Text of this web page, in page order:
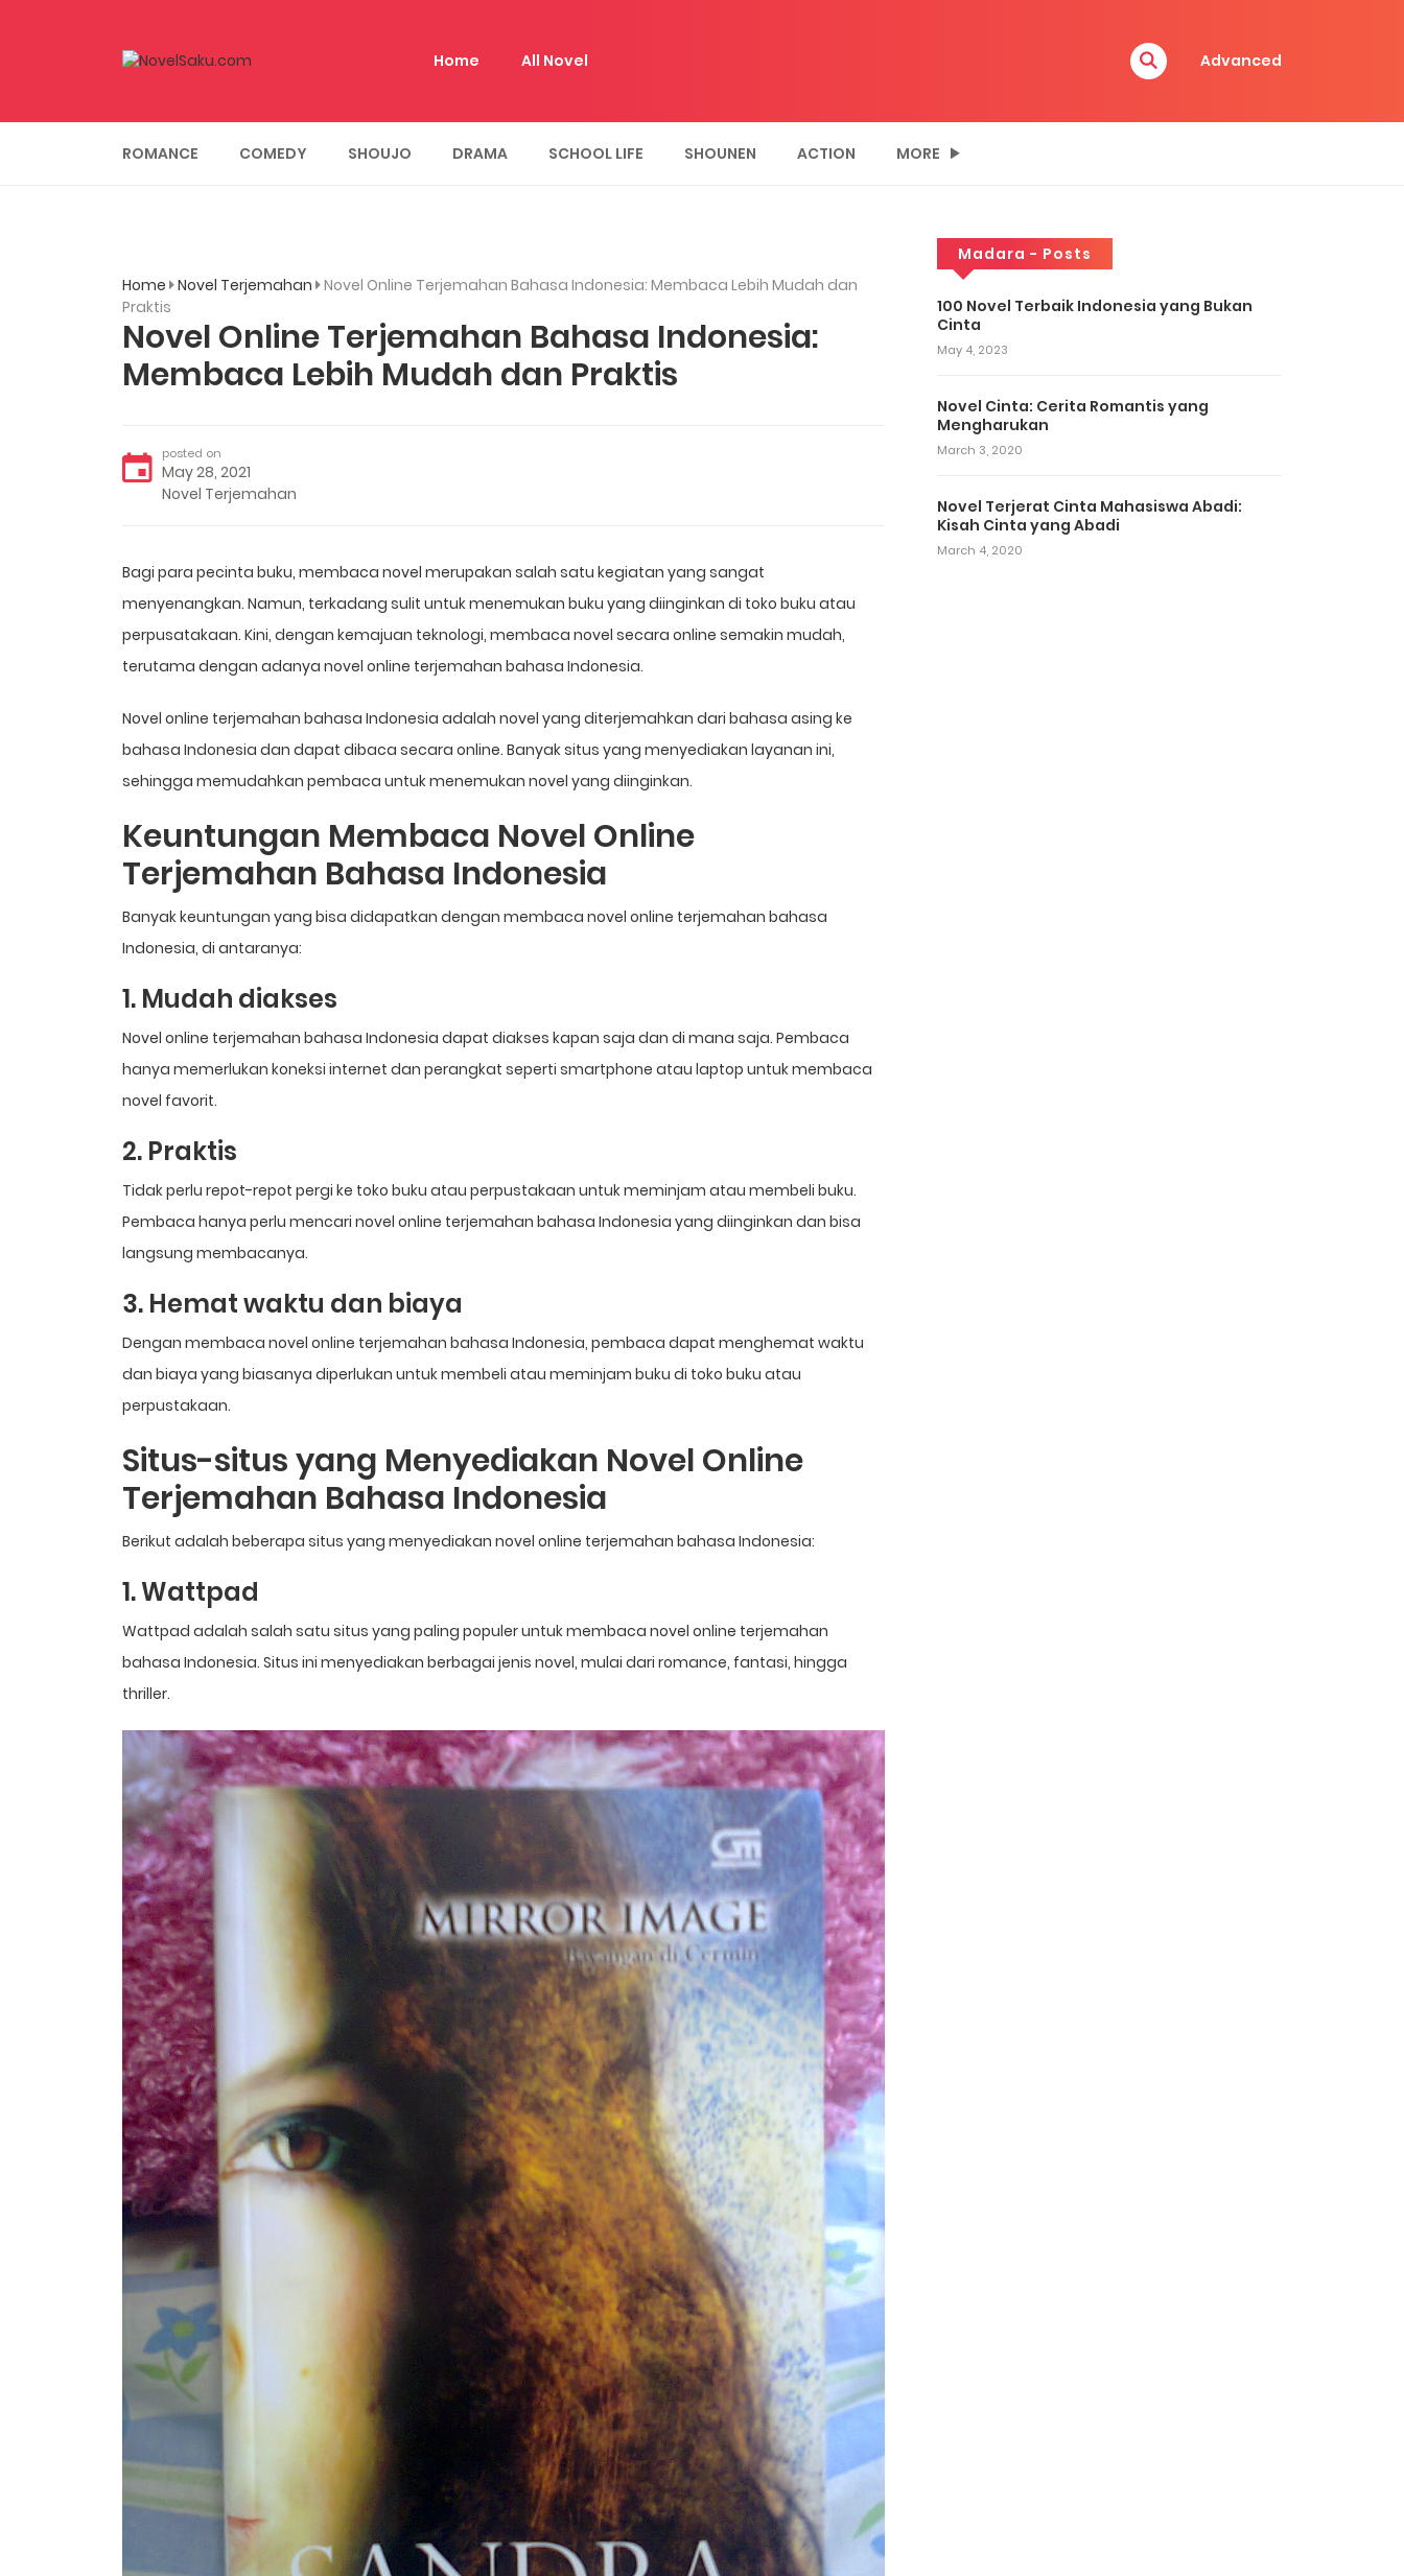
Home All Novel Advanced
ROMANCE COMEDY SHOUJO DRAMA SCHOOL LIFE SHOUNEN ACTION MORE
Home Novel Terjemahan Novel Online Terjemahan Bahasa Indonesia: Membaca Lebih Mudah dan
Praktis
Novel Online Terjemahan Bahasa Indonesia:
Membaca Lebih Mudah dan Praktis
posted on
May 28, 2021
Novel Terjemahan
Bagi para pecinta buku, membaca novel merupakan salah satu kegiatan yang sangat
menyenangkan. Namun, terkadang sulit untuk menemukan buku yang diinginkan di toko buku atau
perpusatakaan. Kini, dengan kemajuan teknologi, membaca novel secara online semakin mudah,
terutama dengan adanya novel online terjemahan bahasa Indonesia.
Novel online terjemahan bahasa Indonesia adalah novel yang diterjemahkan dari bahasa asing ke
bahasa Indonesia dan dapat dibaca secara online. Banyak situs yang menyediakan layanan ini,
sehingga memudahkan pembaca untuk menemukan novel yang diinginkan.
Keuntungan Membaca Novel Online
Terjemahan Bahasa Indonesia
Banyak keuntungan yang bisa didapatkan dengan membaca novel online terjemahan bahasa
Indonesia, di antaranya:
1. Mudah diakses
Novel online terjemahan bahasa Indonesia dapat diakses kapan saja dan di mana saja. Pembaca
hanya memerlukan koneksi internet dan perangkat seperti smartphone atau laptop untuk membaca
novel favorit.
2. Praktis
Tidak perlu repot-repot pergi ke toko buku atau perpustakaan untuk meminjam atau membeli buku.
Pembaca hanya perlu mencari novel online terjemahan bahasa Indonesia yang diinginkan dan bisa
langsung membacanya.
3. Hemat waktu dan biaya
Dengan membaca novel online terjemahan bahasa Indonesia, pembaca dapat menghemat waktu
dan biaya yang biasanya diperlukan untuk membeli atau meminjam buku di toko buku atau
perpustakaan.
Situs-situs yang Menyediakan Novel Online
Terjemahan Bahasa Indonesia
Berikut adalah beberapa situs yang menyediakan novel online terjemahan bahasa Indonesia:
1. Wattpad
Wattpad adalah salah satu situs yang paling populer untuk membaca novel online terjemahan
bahasa Indonesia. Situs ini menyediakan berbagai jenis novel, mulai dari romance, fantasi, hingga
thriller.
Madara - Posts
100 Novel Terbaik Indonesia yang Bukan
Cinta
May 4, 2023
Novel Cinta: Cerita Romantis yang
Mengharukan
March 3, 2020
Novel Terjerat Cinta Mahasiswa Abadi:
Kisah Cinta yang Abadi
March 4, 2020